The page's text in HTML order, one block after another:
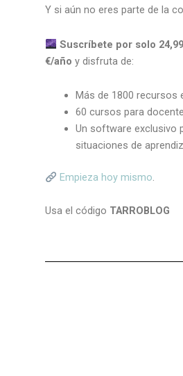
Y si aún no eres parte de la
Suscríbete por solo
€/año y disfruta de:
Más de 1800 recursos
60 cursos para
Un software exclusivo
situaciones de
Empieza hoy mismo.
Usa el código TARROBLOG